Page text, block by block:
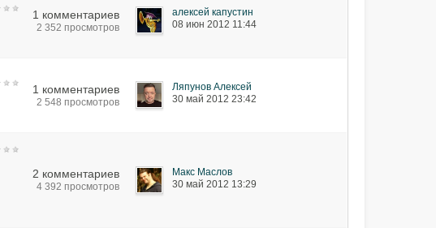
1 комментариев
2 352 просмотров
алексей капустин
08 июн 2012 11:44
1 комментариев
2 548 просмотров
Ляпунов Алексей
30 май 2012 23:42
2 комментариев
4 392 просмотров
Макс Маслов
30 май 2012 13:29